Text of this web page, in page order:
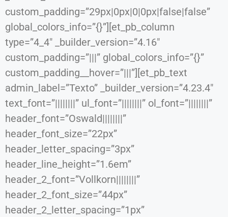
custom_padding=”29px|0px|0|0px|false|false”
global_colors_info=”{}”][et_pb_column
type=”4_4″ _builder_version=”4.16″
custom_padding=”|||” global_colors_info=”{}”
custom_padding__hover=”|||”][et_pb_text
admin_label=”Texto” _builder_version=”4.23.4″
text_font=”||||||||” ul_font=”||||||||” ol_font=”||||||||”
header_font=”Oswald||||||||”
header_font_size=”22px”
header_letter_spacing=”3px”
header_line_height=”1.6em”
header_2_font=”Vollkorn||||||||”
header_2_font_size=”44px”
header_2_letter_spacing=”1px”